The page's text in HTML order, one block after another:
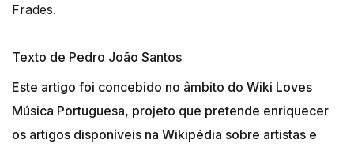
Frades.
Texto de Pedro João Santos
Este artigo foi concebido no âmbito do Wiki Loves
Música Portuguesa, projeto que pretende enriquecer
os artigos disponíveis na Wikipédia sobre artistas e